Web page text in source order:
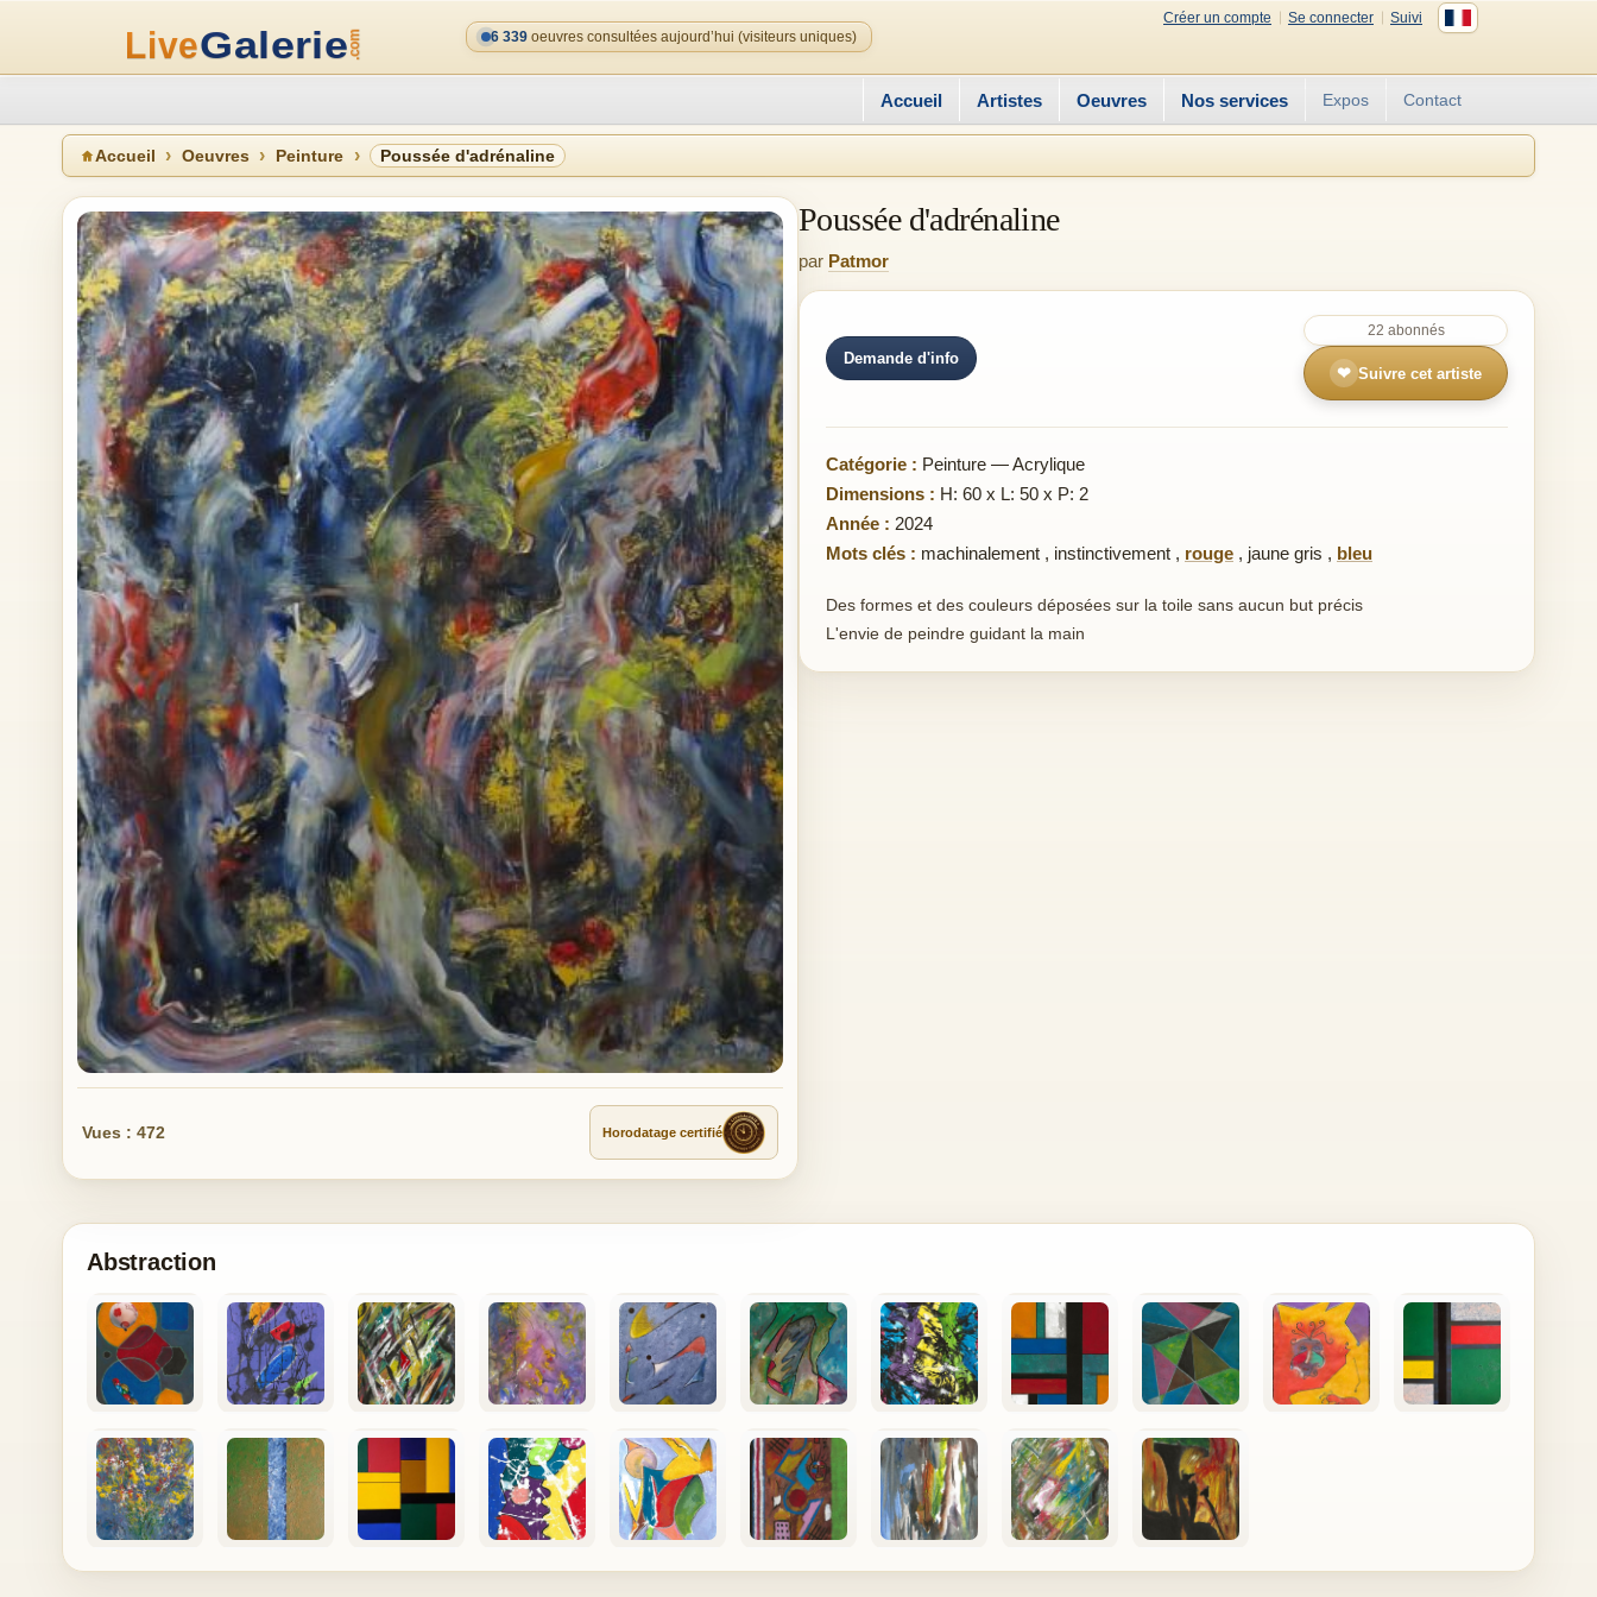
Créer un compte Se connecter
Suivi
6 339 oeuvres consultées aujourd’hui (visiteurs uniques)
Accueil Artistes Oeuvres Nos services Expos Contact
Accueil Oeuvres Peinture Poussée d'adrénaline
Vues : 472 Horodatage certifié
Poussée d'adrénaline
par Patmor
Demande d'info
22 abonnés
❤ Suivre cet artiste
Catégorie : Peinture — Acrylique
Dimensions : H: 60 x L: 50 x P: 2
Année : 2024
Mots clés : machinalement , instinctivement , rouge , jaune gris , bleu
Des formes et des couleurs déposées sur la toile sans aucun but précis
L'envie de peindre guidant la main
Abstraction